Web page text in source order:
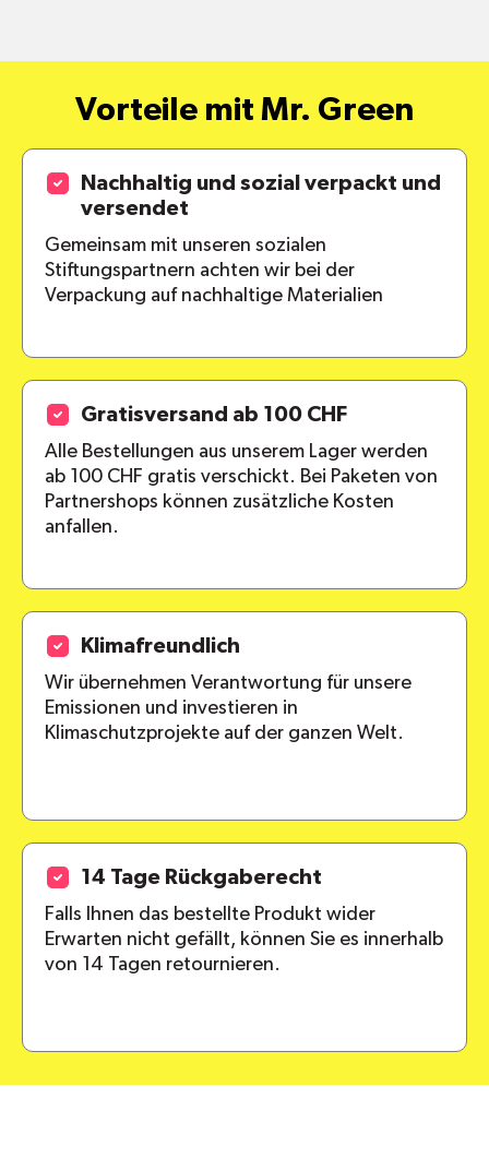
alle Pakete
Vorteile mit Mr. Green
Nachhaltig und sozial verpackt und
versendet
Gemeinsam mit unseren sozialen
Stiftungspartnern achten wir bei der
Verpackung auf nachhaltige Materialien
Gratisversand ab 100 CHF
Alle Bestellungen aus unserem Lager werden
ab 100 CHF gratis verschickt. Bei Paketen von
Partnershops können zusätzliche Kosten
anfallen.
Klimafreundlich
Wir übernehmen Verantwortung für unsere
Emissionen und investieren in
Klimaschutzprojekte auf der ganzen Welt.
14 Tage Rückgaberecht
Falls Ihnen das bestellte Produkt wider
Erwarten nicht gefällt, können Sie es innerhalb
von 14 Tagen retournieren.